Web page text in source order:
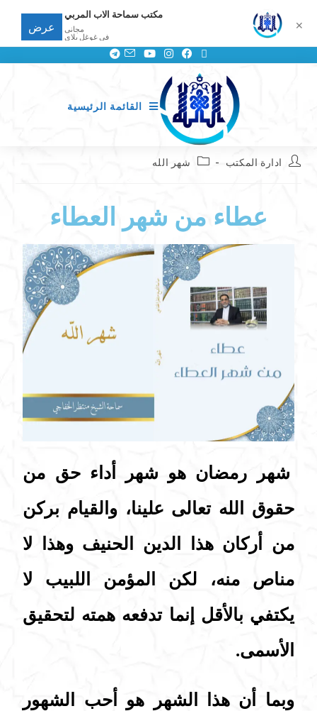
القائمة الرئيسية
ادارة المكتب شهر الله
عطاء من شهر العطاء
شهر رمضان هو شهر أداء حق من
حقوق الله تعالى علينا، والقيام بركن
من أركان هذا الدين الحنيف وهذا لا
مناص منه، لكن المؤمن اللبيب لا
يكتفي بالأقل إنما تدفعه همته لتحقيق
الأسمى.
وبما أن هذا الشهر هو أحب الشهور
✕
مكتب سماحة الاب المربي
مجانى
في غوغل بلاي
عرض